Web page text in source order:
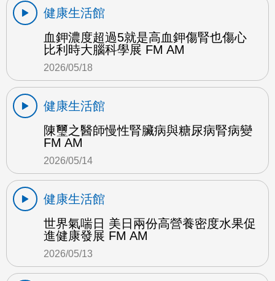
健康生活館
血鉀濃度超過5就是高血鉀傷腎也傷心
比利時大腦科學展 FM AM
2026/05/18
健康生活館
陳璽之醫師慢性腎臟病與糖尿病腎病變
FM AM
2026/05/14
健康生活館
世界氣喘日 美日兩份高營養密度水果促
進健康發展 FM AM
2026/05/13